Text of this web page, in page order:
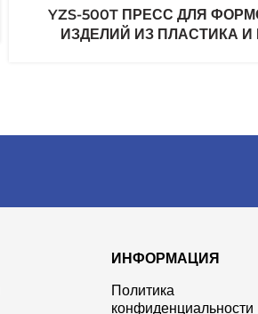
YZS-500T ПРЕСС ДЛЯ
ИЗДЕЛИЙ ИЗ ПЛАСТИКА И
ИНФОРМАЦИЯ
Политика
конфиденциальности